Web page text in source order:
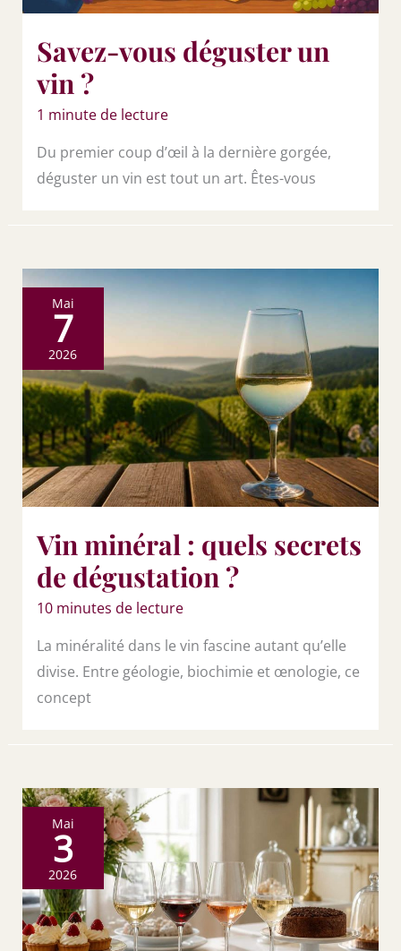
Savez-vous déguster un
vin ?
1 minute de lecture
Du premier coup d’œil à la dernière gorgée,
déguster un vin est tout un art. Êtes-vous
Mai
7
2026
Vin minéral : quels secrets
de dégustation ?
10 minutes de lecture
La minéralité dans le vin fascine autant qu’elle
divise. Entre géologie, biochimie et œnologie, ce
concept
Mai
3
2026